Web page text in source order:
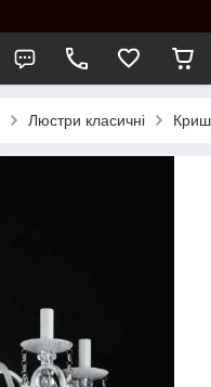
Люстри класичні